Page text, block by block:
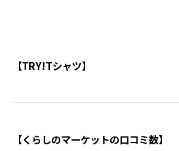
【TRY!Tシャツ】
【くらしのマーケットの口コミ数】